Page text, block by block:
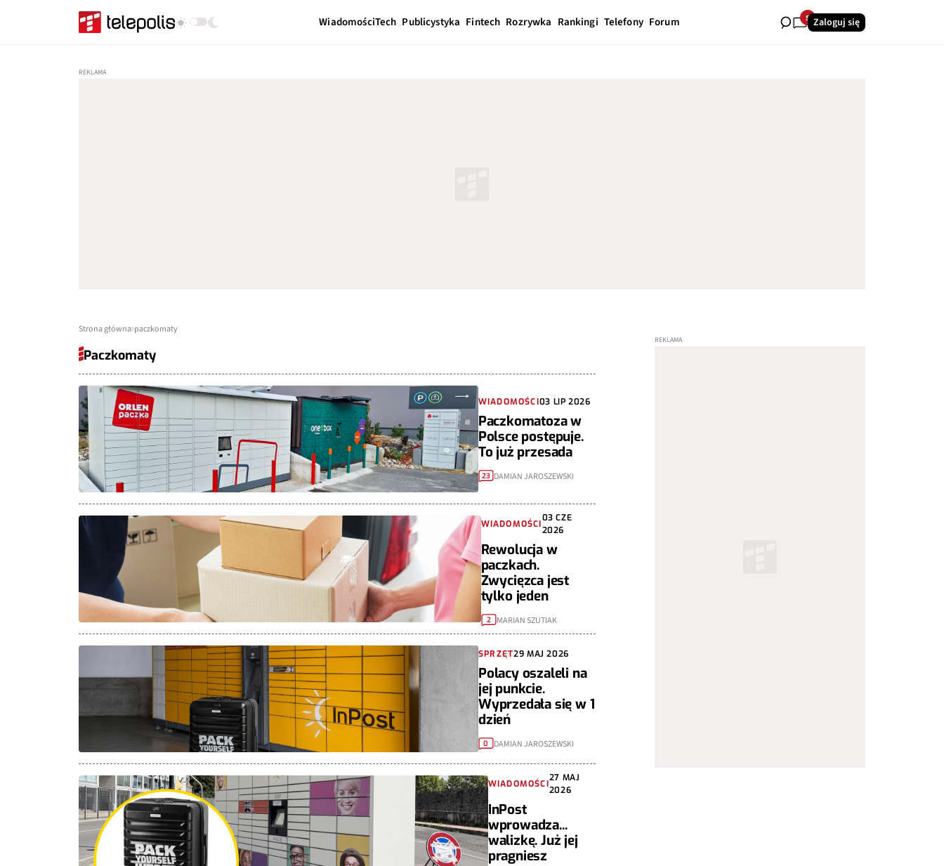
WiadomościTech Publicystyka Fintech Rozrywka Rankingi Telefony Forum 5 Zaloguj się
Strona główna paczkomaty
Paczkomaty
WIADOMOŚCI03 LIP 2026
Paczkomatoza w
Polsce postępuje.
To już przesada
23 DAMIAN JAROSZEWSKI
WIADOMOŚCI
03 CZE
2026
Rewolucja w
paczkach.
Zwycięzca jest
tylko jeden
2 MARIAN SZUTIAK
SPRZĘT29 MAJ 2026
Polacy oszaleli na
jej punkcie.
Wyprzedała się w 1
dzień
0 DAMIAN JAROSZEWSKI
WIADOMOŚCI
27 MAJ
2026
InPost
wprowadza...
walizkę. Już jej
pragniesz